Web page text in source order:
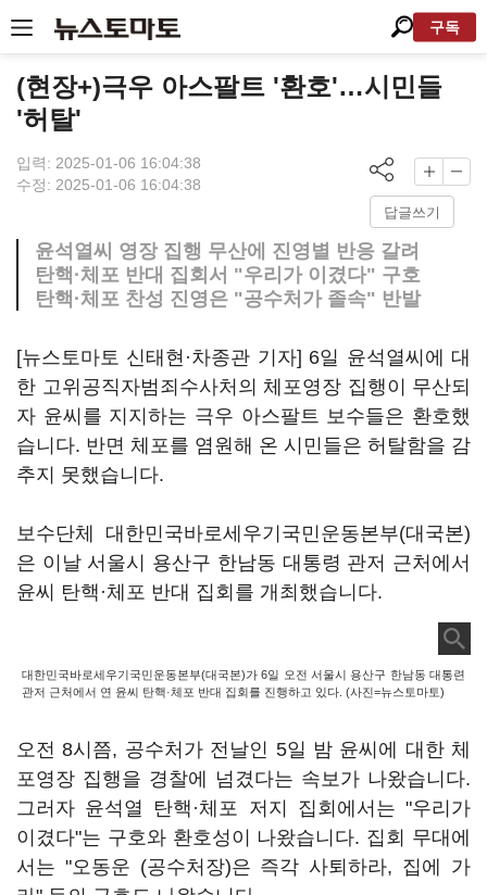
구독
(현장+)극우 아스팔트 '환호'…시민들
'허탈'
입력: 2025-01-06 16:04:38
수정: 2025-01-06 16:04:38
답글쓰기
윤석열씨 영장 집행 무산에 진영별 반응 갈려
탄핵·체포 반대 집회서 "우리가 이겼다" 구호
탄핵·체포 찬성 진영은 "공수처가 졸속" 반발
[뉴스토마토 신태현·차종관 기자] 6일 윤석열씨에 대
한 고위공직자범죄수사처의 체포영장 집행이 무산되
자 윤씨를 지지하는 극우 아스팔트 보수들은 환호했
습니다. 반면 체포를 염원해 온 시민들은 허탈함을 감
추지 못했습니다.
보수단체 대한민국바로세우기국민운동본부(대국본)
은 이날 서울시 용산구 한남동 대통령 관저 근처에서
윤씨 탄핵·체포 반대 집회를 개최했습니다.
대한민국바로세우기국민운동본부(대국본)가 6일 오전 서울시 용산구 한남동 대통련
관저 근처에서 연 윤씨 탄핵·체포 반대 집회를 진행하고 있다. (사진=뉴스토마토)
오전 8시쯤, 공수처가 전날인 5일 밤 윤씨에 대한 체
포영장 집행을 경찰에 넘겼다는 속보가 나왔습니다.
그러자 윤석열 탄핵·체포 저지 집회에서는 "우리가
이겼다"는 구호와 환호성이 나왔습니다. 집회 무대에
서는 "오동운 (공수처장)은 즉각 사퇴하라, 집에 가